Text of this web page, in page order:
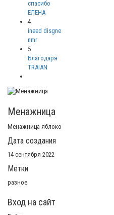
спасибо
ЕЛЕНА
4
ineed disgne
nmr
5
Благодаря
TRAIAN
Менажница
Менажница яблоко
Дата создания
14 сентября 2022
Метки
разное
Вход на сайт